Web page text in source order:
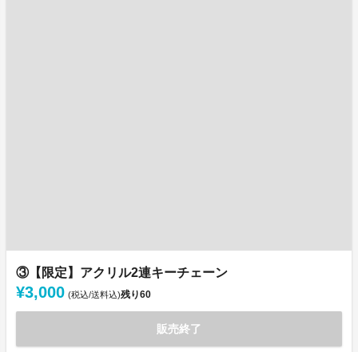
③【限定】アクリル2連キーチェーン
¥3,000 (税込/送料込)残り60
販売終了